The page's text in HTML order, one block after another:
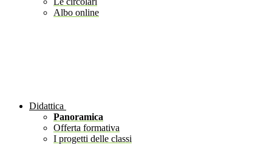
Albo online
Didattica
Panoramica
Offerta formativa
I progetti delle classi